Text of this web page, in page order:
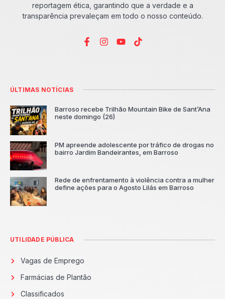
reportagem ética, garantindo que a verdade e a
transparência prevaleçam em todo o nosso conteúdo.
ÚLTIMAS NOTÍCIAS
Barroso recebe Trilhão Mountain Bike de Sant’Ana
neste domingo (26)
PM apreende adolescente por tráfico de drogas no
bairro Jardim Bandeirantes, em Barroso
Rede de enfrentamento à violência contra a mulher
define ações para o Agosto Lilás em Barroso
UTILIDADE PÚBLICA
Vagas de Emprego
Farmácias de Plantão
Classificados